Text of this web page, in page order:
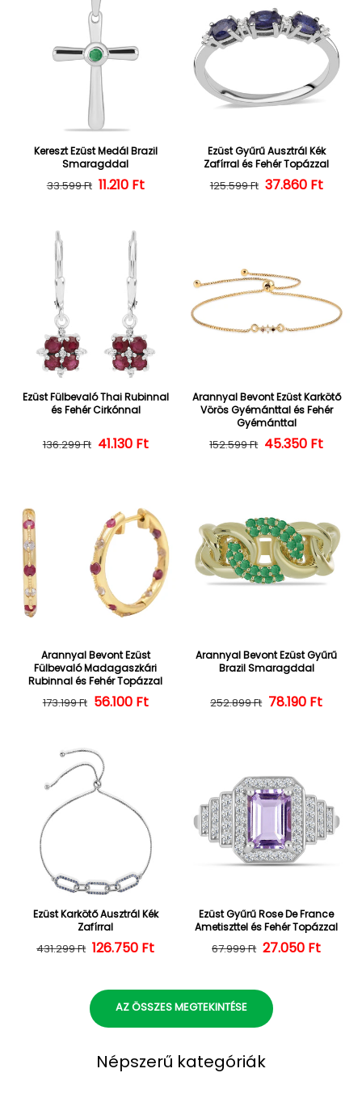
Kereszt Ezüst Medál Brazil
Smaragddal
Normál ár
33.599 Ft Kedvezményes ár
11.210 Ft
Ezüst Gyűrű Ausztrál Kék
Zafírral és Fehér Topázzal
Normál ár
125.599 Ft 37.860 Ft
Ezüst Fülbevaló Thai Rubinnal
és Fehér Cirkónnal
Normál ár
136.299 Ft Kedvezményes ár
41.130 Ft
Arannyal Bevont Ezüst Karkötő
Vörös Gyémánttal és Fehér
Gyémánttal
Normál ár
152.599 Ft 45.350 Ft
Arannyal Bevont Ezüst
Fülbevaló Madagaszkári
Rubinnal és Fehér Topázzal
Normál ár
173.199 Ft Kedvezményes ár
56.100 Ft
Arannyal Bevont Ezüst Gyűrű
Brazil Smaragddal
Normál ár
252.899 Ft 78.190 Ft
Ezüst Karkötő Ausztrál Kék
Zafírral
Normál ár
431.299 Ft Kedvezményes ár
126.750 Ft
Ezüst Gyűrű Rose De France
Ametiszttel és Fehér Topázzal
Normál ár
67.999 Ft 27.050 Ft
AZ ÖSSZES MEGTEKINTÉSE
Népszerű kategóriák